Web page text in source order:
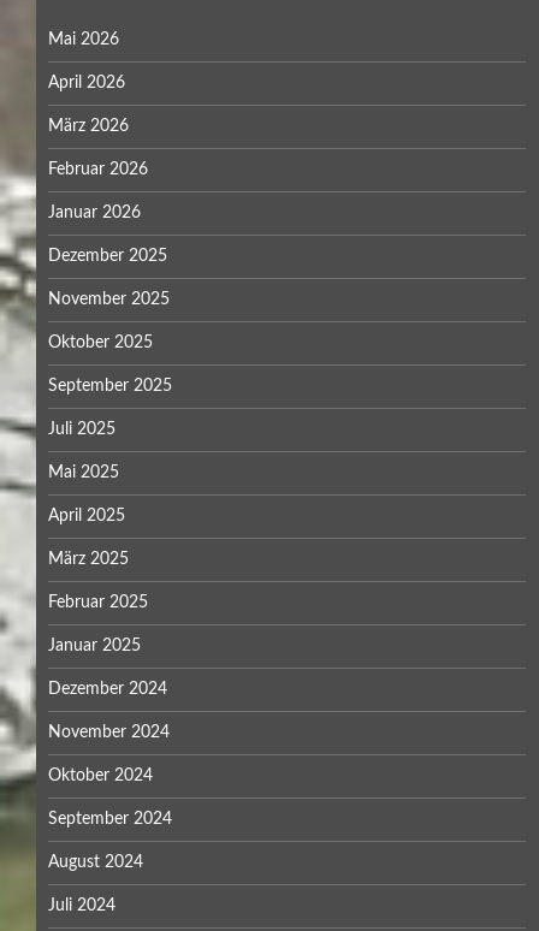
Mai 2026
April 2026
März 2026
Februar 2026
Januar 2026
Dezember 2025
November 2025
Oktober 2025
September 2025
Juli 2025
Mai 2025
April 2025
März 2025
Februar 2025
Januar 2025
Dezember 2024
November 2024
Oktober 2024
September 2024
August 2024
Juli 2024